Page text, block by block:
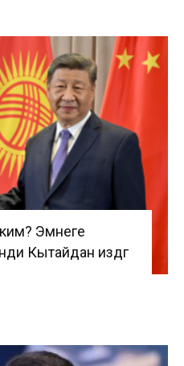
Эмнеге
Кытайдан издөөгө